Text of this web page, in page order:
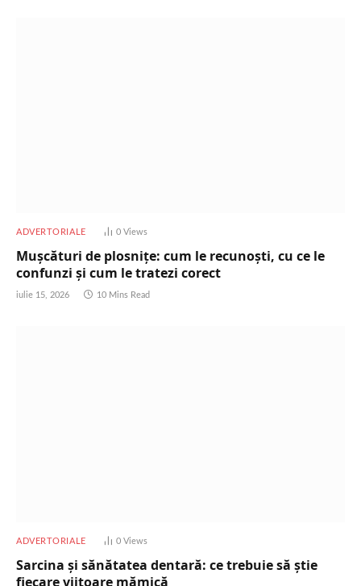
ADVERTORIALE 0 Views
Mușcături de plosnițe: cum le recunoști, cu ce le
confunzi și cum le tratezi corect
iulie 15, 2026 10 Mins Read
ADVERTORIALE 0 Views
Sarcina și sănătatea dentară: ce trebuie să știe
fiecare viitoare mămică